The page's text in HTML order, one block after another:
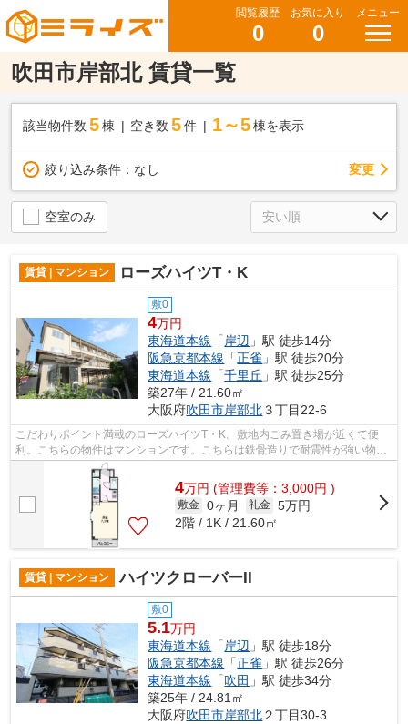
閲覧履歴
0
お気に入り
0
メニュー
吹田市岸部北 賃貸一覧
該当物件数 5棟 空き数 5 件 1～5 棟を表示
絞り込み条件： なし 変更
空室のみ
賃貸 | マンション ローズハイツT・K
敷0
4万円
東海道本線 「岸辺 」駅 徒歩14分
阪急京都本線 「正雀 」駅 徒歩20分
東海道本線 「千里丘 」駅 徒歩25分
築27年 / 21.60㎡
大阪府吹田市岸部北３丁目22-6
こだわりポイント満載のローズハイツT・K。敷地内ごみ置き場が近くて便
利。こちらの物件はマンションです。こちらは鉄骨造りで耐震性が強い物件
です。ミライズ吹田店でお客様の希望す...
4万円 (管理費等：3,000円 )
敷金 0ヶ月 礼金 5万円
2階 / 1K / 21.60㎡
賃貸 | マンション ハイツクローバーII
敷0
5.1万円
東海道本線 「 岸辺 」駅 徒歩18分
阪急京都本線 「正雀 」駅 徒歩26分
東海道本線 「吹田 」駅 徒歩34分
築25年 / 24.81㎡
大阪府吹田市岸部北２丁目30-3